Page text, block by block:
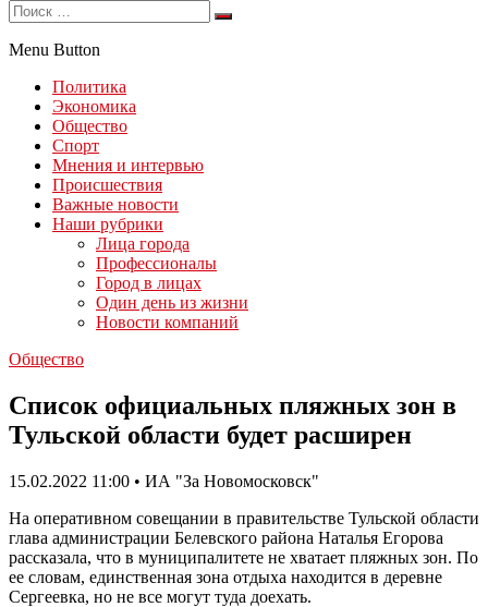
Menu Button
Политика
Экономика
Общество
Спорт
Мнения и интервью
Происшествия
Важные новости
Наши рубрики
Лица города
Профессионалы
Город в лицах
Один день из жизни
Новости компаний
Общество
Список официальных пляжных зон в
Тульской области будет расширен
15.02.2022 11:00 • ИА "За Новомосковск"
На оперативном совещании в правительстве Тульской области
глава администрации Белевского района Наталья Егорова
рассказала, что в муниципалитете не хватает пляжных зон. По
ее словам, единственная зона отдыха находится в деревне
Сергеевка, но не все могут туда доехать.